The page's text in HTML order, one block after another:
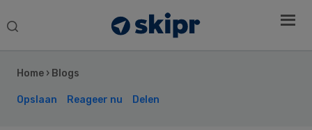
Search
Home › Blogs
Opslaan Reageer nu Delen
Sidebar